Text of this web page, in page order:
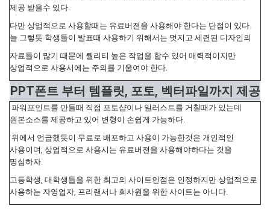
제공 받을수 있다.
다만 상업적으로 사용할때는 유료버젼을 사용해야 한다는 단점이 있다.
늘 그렇듯 학생들이 발표때 사용하기 위해서는 멋지고 세련된 디자인의
자료들이 많기 때문에 퀄리티 높은 작업을 할수 있어 매력적이지만
상업적으로 사용시에는 주의를 기울여야 한다.
PPT폰트 부터 템플릿, 포토, 벡터파일까지 제공
파워포인트를 만들때 직접 포토샵이나 일러스트를 거칠때가 있는데
원본소스를 제공하고 있어 변형이 손쉽게 가능하다.
위에서 언급했듯이 무료로 배포하고 사용이 가능한것은 개인적인
사용이며, 상업적으로 사용시는 유료버젼을 사용해야하다는 것을
명심하자.
고등학생, 대학생들을 위한 최고의 사이트인점은 인정하지만 상업적으로
사용하는 자영업자, 프리랜서나 회사원을 위한 사이트는 아니다.